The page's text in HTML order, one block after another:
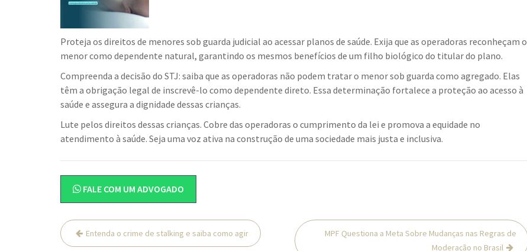
Proteja os direitos de menores sob guarda judicial ao acessar planos de saúde. Exija que as operadoras reconheçam o
menor como dependente natural, garantindo os mesmos benefícios de um filho biológico do titular do plano.
Compreenda a decisão do STJ: saiba que as operadoras não podem tratar o menor sob guarda como agregado. Elas
têm a obrigação legal de inscrevê-lo como dependente direto. Essa determinação fortalece a proteção ao acesso à
saúde e assegura a dignidade dessas crianças.
Lute pelos direitos dessas crianças. Cobre das operadoras o cumprimento da lei e promova a equidade no
atendimento à saúde. Seja uma voz ativa na construção de uma sociedade mais justa e inclusiva.
FALE COM UM ADVOGADO
Navegação
de
Entenda o crime de stalking e saiba como agir
MPF Questiona a Meta Sobre Mudanças nas Regras de
Moderação no Brasil